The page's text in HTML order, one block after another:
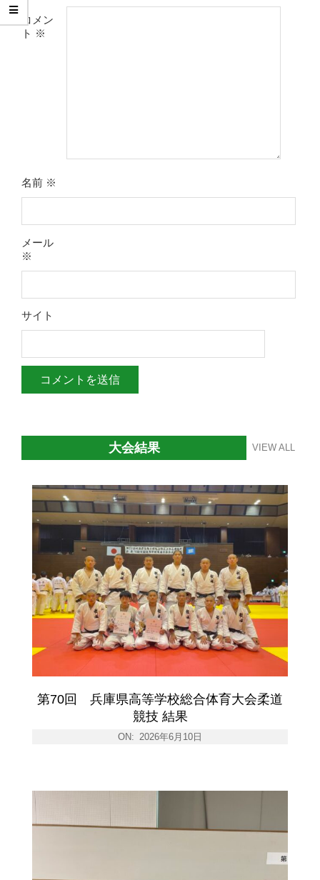
コメン
ト ※
名前 ※
メール
※
サイト
大会結果 VIEW ALL
第70回 兵庫県高等学校総合体育大会柔道
競技 結果
ON: 2026年6月10日